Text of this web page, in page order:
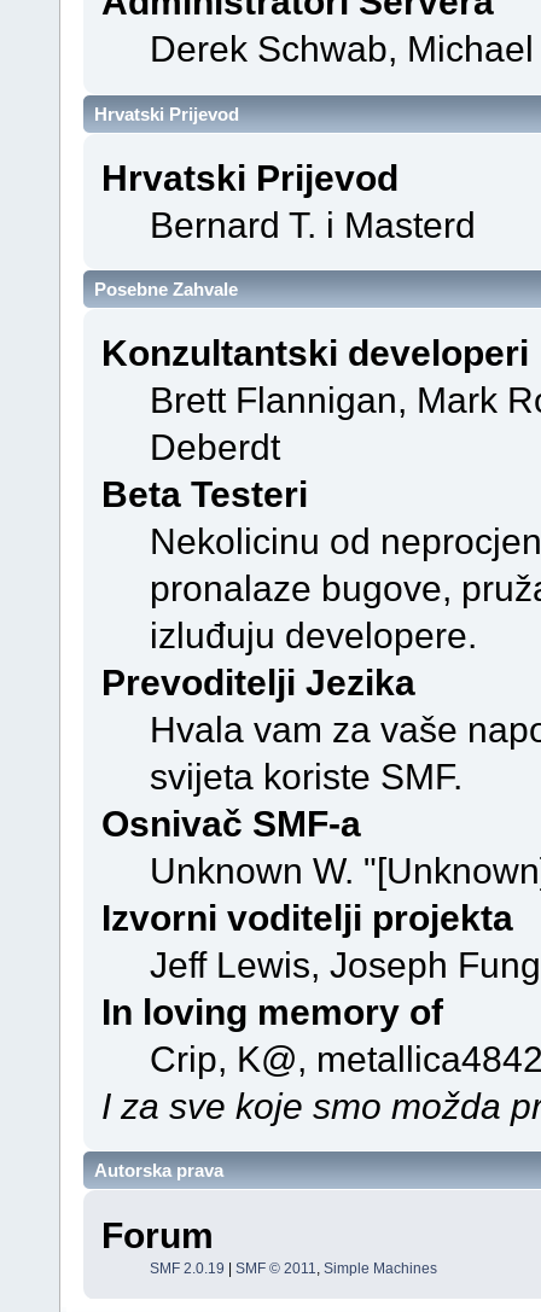
Derek Schwab,
Hrvatski Prijevod
Hrvatski Prijevod
Bernard T. i Masterd
Posebne Zahvale
Konzultantski developeri
Brett Flannigan, Mark
Deberdt
Beta Testeri
Nekolicinu od
pronalaze bugove,
izluđuju developere.
Prevoditelji Jezika
Hvala vam za vaše
svijeta koriste SMF.
Osnivač SMF-a
Unknown W.
Izvorni voditelji projekta
Jeff Lewis, Joseph
In loving memory of
Crip, K@,
I za sve koje smo možda
Autorska prava
Forum
SMF 2.0.19 | SMF © 2011 Simple Machines